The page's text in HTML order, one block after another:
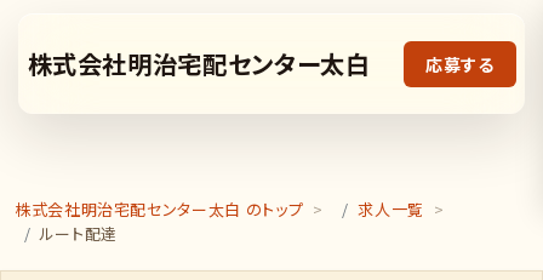
株式会社明治宅配センター太白 応募する
株式会社明治宅配センター太白 のトップ
求人一覧
ルート配達